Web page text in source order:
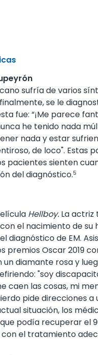
sufría de varios
finalmente, se le
fue: “¡Me parece
he tenido nada
nada y estar
de loco". Estas
pacientes sienten
del diagnóstico.5
Hellboy. La actriz
con el nacimiento de su
diagnóstico de EM.
premios Oscar 2019
un diamante rosa y
"soy
caen las cosas, mi
pide direcciones a
situación, los
podía recuperar el
el tratamiento